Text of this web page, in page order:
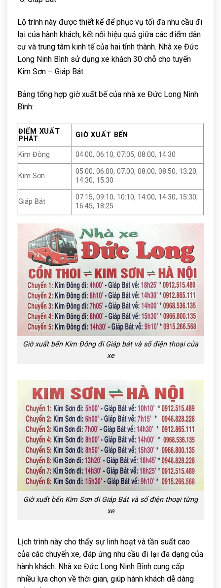
Lộ trình này được thiết kế để phục vụ tối đa nhu cầu đi
lại của hành khách, kết nối hiệu quả giữa các điểm dân
cư và trung tâm kinh tế của hai tỉnh thành. Nhà xe Đức
Long Ninh Bình sử dụng xe khách 30 chỗ cho tuyến
Kim Sơn – Giáp Bát.
Bảng tổng hợp giờ xuất bế của nhà xe Đức Long Ninh
Bình:
ĐIỂM XUẤT
PHÁT
GIỜ XUẤT BẾN
Kim Đông 04:00, 06:10, 07:05, 08:00, 14:30
Kim Sơn
05:00, 06:00, 07:00, 08:00, 08:50, 13:20,
14:30, 15:30
Giáp Bát
07:15, 09:10, 10:10, 14:00, 14:30, 15:30,
16:45, 18:25
Giờ xuất bến Kim Đông đi Giáp bát và số điện thoại của
xe
Giờ xuất bến Kim Sơn đi Giáp Bát và số điện thoại từng
xe
Lịch trình này cho thấy sự linh hoạt và tần suất cao
của các chuyến xe, đáp ứng nhu cầu đi lại đa dạng của
hành khách. Nhà xe Đức Long Ninh Bình cung cấp
nhiều lựa chọn về thời gian, giúp hành khách dễ dàng